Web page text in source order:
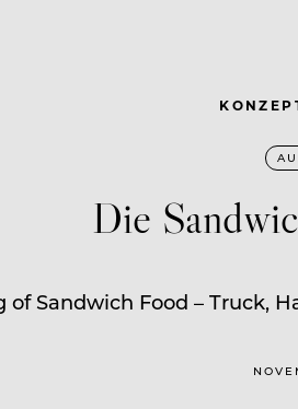
Die
of Sandwich Food – Truck,